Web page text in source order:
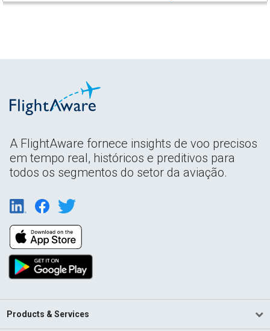
A FlightAware fornece insights de voo precisos
em tempo real, históricos e preditivos para
todos os segmentos do setor da aviação.
Products & Services